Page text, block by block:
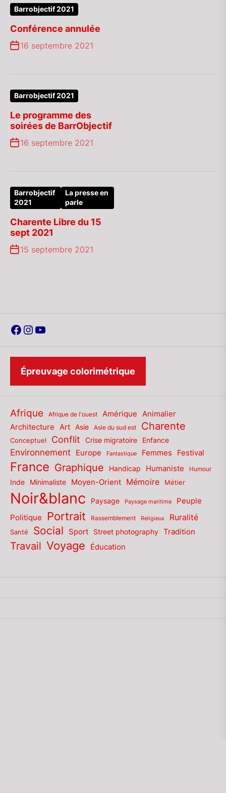
Barrobjectif 2021
Conférence annulée
16 septembre 2021
Barrobjectif 2021
Le programme des
soirées de BarrObjectif
16 septembre 2021
Barrobjectif
2021
La presse en
parle
Charente Libre du 15
sept 2021
15 septembre 2021
Facebook
Instagram
YouTube
Épreuvage colorimétrique
Afrique Afrique de l'ouest Amérique
Animalier
Architecture
Art Asie Asie du sud est Charente
Conceptuel Conflit Crise migratoire Enfance
Environnement Europe Fantastique Femmes Festival
France Graphique Handicap Humaniste Humour
Inde Minimaliste Moyen-Orient Mémoire Métier
Noir&blanc Paysage Paysage maritime Peuple
Politique Portrait Rassemblement Religieux Ruralité
Santé Social Sport Street photography Tradition
Travail Voyage Éducation